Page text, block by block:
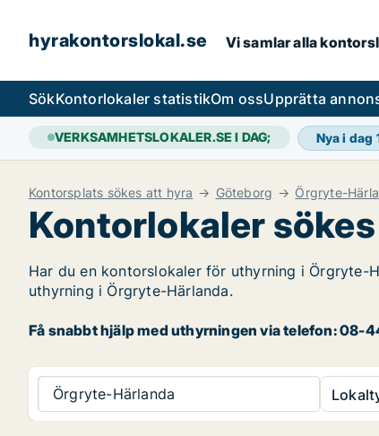
hyrakontorslokal.se Vi samlar alla
SökKontorlokaler statistikOm ossUpprätta
VERKSAMHETSLOKALER.SE I DAG; Nya i dag
Kontorsplats sökes att hyra Göteborg Örgryte-
Kontorlokaler
Har du en kontorslokaler för uthyrning i
uthyrning i Örgryte-Härlanda.
Få snabbt hjälp med uthyrningen via telefon: 08-
Örgryte-Härlanda